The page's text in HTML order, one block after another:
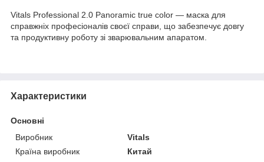
Vitals Professional 2.0 Panoramic true color — маска для
справжніх професіоналів своєї справи, що забезпечує довгу
та продуктивну роботу зі зварювальним апаратом.
Характеристики
Основні
Виробник
Vitals
Країна виробник
Китай